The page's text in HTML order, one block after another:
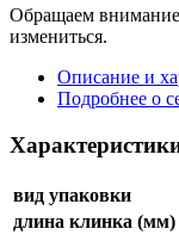
Обращаем
измениться.
Описание и
Подробнее о
вид упаковки
длина клинка (мм)